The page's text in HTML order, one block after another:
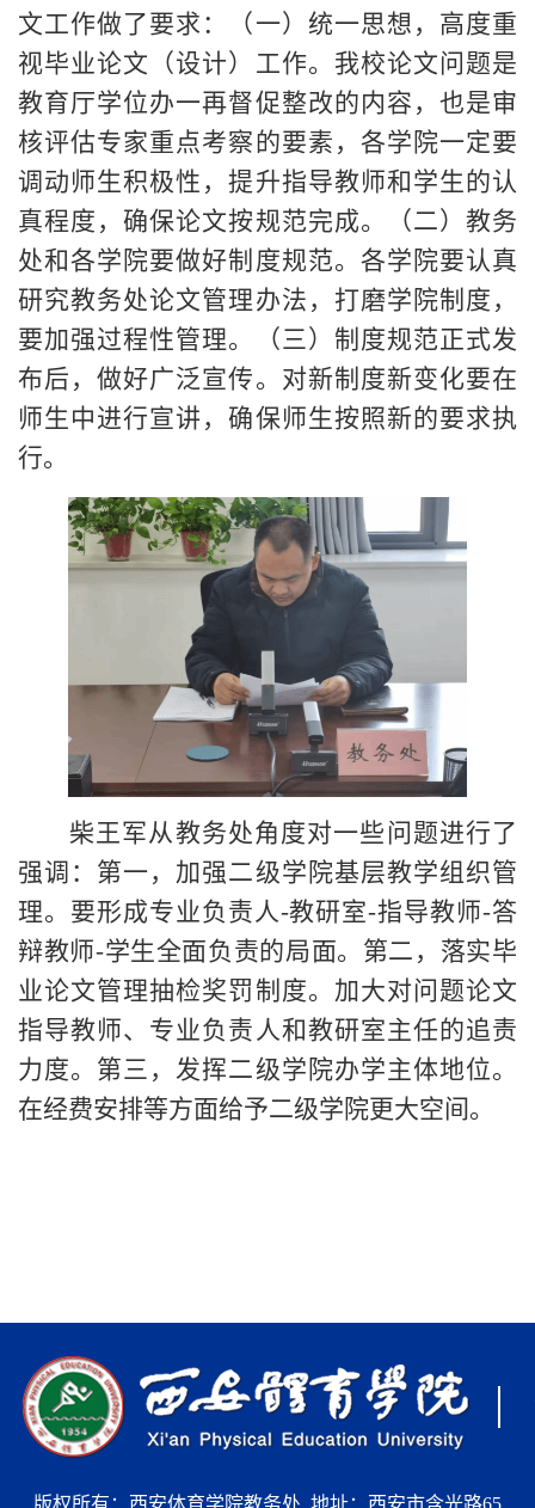
文工作做了要求：（一）统一思想，高度重
视毕业论文（设计）工作。我校论文问题是
教育厅学位办一再督促整改的内容，也是审
核评估专家重点考察的要素，各学院一定要
调动师生积极性，提升指导教师和学生的认
真程度，确保论文按规范完成。（二）教务
处和各学院要做好制度规范。各学院要认真
研究教务处论文管理办法，打磨学院制度，
要加强过程性管理。（三）制度规范正式发
布后，做好广泛宣传。对新制度新变化要在
师生中进行宣讲，确保师生按照新的要求执
行。
柴王军从教务处角度对一些问题进行了
强调：第一，加强二级学院基层教学组织管
理。要形成专业负责人-教研室-指导教师-答
辩教师-学生全面负责的局面。第二，落实毕
业论文管理抽检奖罚制度。加大对问题论文
指导教师、专业负责人和教研室主任的追责
力度。第三，发挥二级学院办学主体地位。
在经费安排等方面给予二级学院更大空间。
版权所有：西安体育学院教务处 地址：西安市含光路65